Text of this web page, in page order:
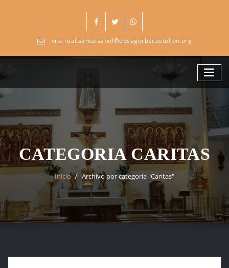
vila-real.santaisabel@obsegorbecastellon.org
CATEGORIA CARITAS
Inicio Archivo por categoría "Caritas"